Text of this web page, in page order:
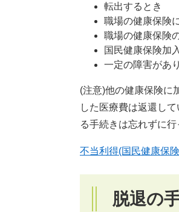
転出するとき
職場の健康保険
職場の健康保険
国民健康保険加
一定の障害があ
(注意)他の健康保険に
した医療費は返還し
る手続きは忘れずに行
不当利得(国民健康保
脱退の